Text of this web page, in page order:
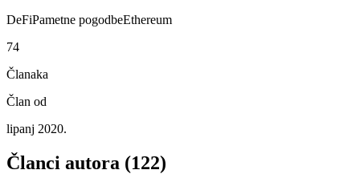
DeFiPametne pogodbeEthereum
74
Članaka
Član od
lipanj 2020.
Članci autora (122)